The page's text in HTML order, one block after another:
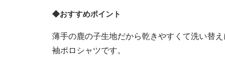
◆おすすめポイント
薄手の鹿の子生地だから乾きやすくて洗い替
袖ポロシャツです。